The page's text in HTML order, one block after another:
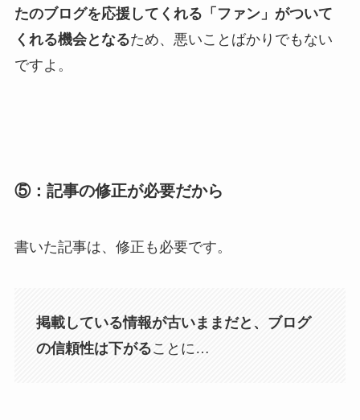
たのブログを応援してくれる「ファン」がついて
くれる機会となるため、悪いことばかりでもない
ですよ。
⑤：記事の修正が必要だから
書いた記事は、修正も必要です。
掲載している情報が古いままだと、ブログ
の信頼性は下がることに…